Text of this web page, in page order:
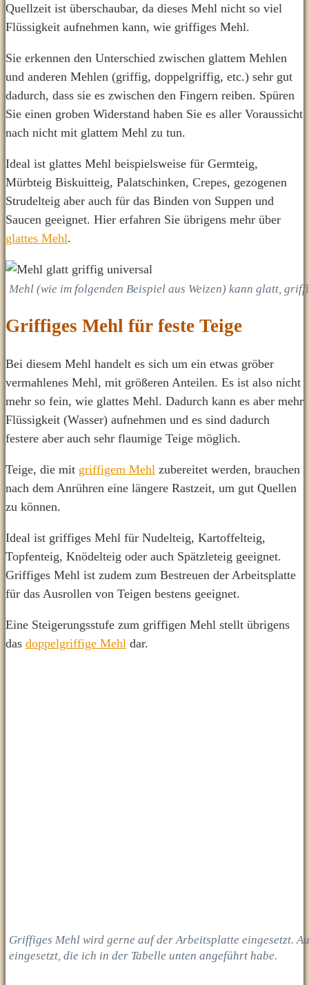
Quellzeit ist überschaubar, da dieses Mehl nicht so viel
Flüssigkeit aufnehmen kann, wie griffiges Mehl.
Sie erkennen den Unterschied zwischen glattem Mehlen
und anderen Mehlen (griffig, doppelgriffig, etc.) sehr gut
dadurch, dass sie es zwischen den Fingern reiben. Spüren
Sie einen groben Widerstand haben Sie es aller Voraussicht
nach nicht mit glattem Mehl zu tun.
Ideal ist glattes Mehl beispielsweise für Germteig,
Mürbteig Biskuitteig, Palatschinken, Crepes, gezogenen
Strudelteig aber auch für das Binden von Suppen und
Saucen geeignet. Hier erfahren Sie übrigens mehr über
glattes Mehl.
Mehl (wie im folgenden Beispiel aus Weizen) kann glatt,
Griffiges Mehl für feste Teige
Bei diesem Mehl handelt es sich um ein etwas gröber
vermahlenes Mehl, mit größeren Anteilen. Es ist also nicht
mehr so fein, wie glattes Mehl. Dadurch kann es aber mehr
Flüssigkeit (Wasser) aufnehmen und es sind dadurch
festere aber auch sehr flaumige Teige möglich.
Teige, die mit griffigem Mehl zubereitet werden, brauchen
nach dem Anrühren eine längere Rastzeit, um gut Quellen
zu können.
Ideal ist griffiges Mehl für Nudelteig, Kartoffelteig,
Topfenteig, Knödelteig oder auch Spätzleteig geeignet.
Griffiges Mehl ist zudem zum Bestreuen der Arbeitsplatte
für das Ausrollen von Teigen bestens geeignet.
Eine Steigerungsstufe zum griffigen Mehl stellt übrigens
das doppelgriffige Mehl dar.
Griffiges Mehl wird gerne auf der Arbeitsplatte eingesetzt.
eingesetzt, die ich in der Tabelle unten angeführt habe.